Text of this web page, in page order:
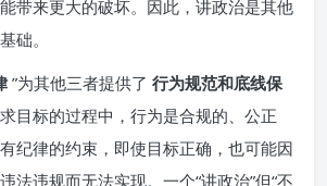
带来更大的破坏。因此，讲政治是其他
础。
”为其他三者提供了 行为规范和底线保
目标的过程中，行为是合规的、公正
纪律的约束，即使目标正确，也可能因
法违规而无法实现。一个“讲政治”但“不